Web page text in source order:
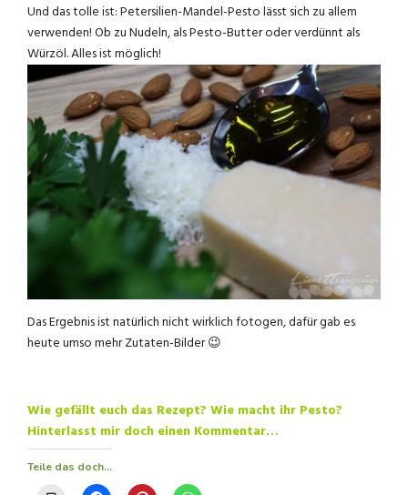
Und das tolle ist: Petersilien-Mandel-Pesto lässt sich zu allem
verwenden! Ob zu Nudeln, als Pesto-Butter oder verdünnt als
Würzöl. Alles ist möglich!
Das Ergebnis ist natürlich nicht wirklich fotogen, dafür gab es
heute umso mehr Zutaten-Bilder 😉
Wie gefällt euch das Rezept? Wie macht ihr Pesto?
Hinterlasst mir doch einen Kommentar…
Teile das doch...